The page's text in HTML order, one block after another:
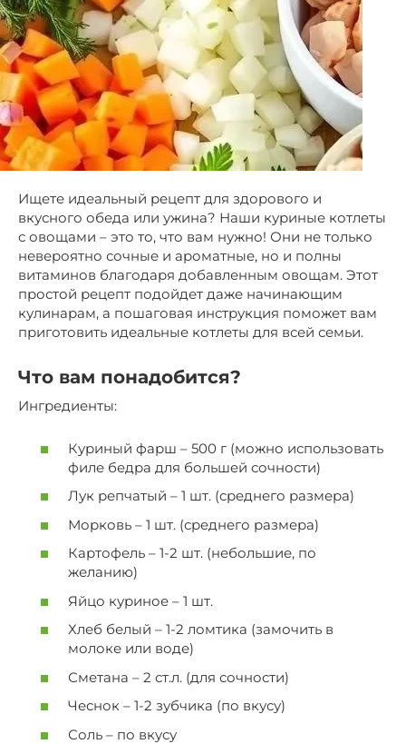
Ищете идеальный рецепт для здорового и
вкусного обеда или ужина? Наши куриные котлеты
с овощами – это то, что вам нужно! Они не только
невероятно сочные и ароматные, но и полны
витаминов благодаря добавленным овощам. Этот
простой рецепт подойдет даже начинающим
кулинарам, а пошаговая инструкция поможет вам
приготовить идеальные котлеты для всей семьи.
Что вам понадобится?
Ингредиенты:
Куриный фарш – 500 г (можно использовать
филе бедра для большей сочности)
Лук репчатый – 1 шт. (среднего размера)
Морковь – 1 шт. (среднего размера)
Картофель – 1-2 шт. (небольшие, по
желанию)
Яйцо куриное – 1 шт.
Хлеб белый – 1-2 ломтика (замочить в
молоке или воде)
Сметана – 2 ст.л. (для сочности)
Чеснок – 1-2 зубчика (по вкусу)
Соль – по вкусу